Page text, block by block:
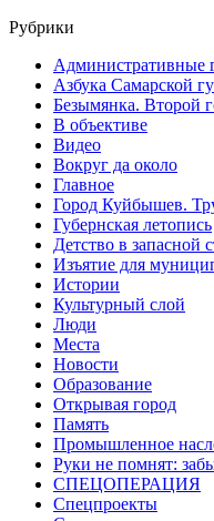
Рубрики
Административные
Азбука Самарской
Безымянка. Второй
В объективе
Видео
Вокруг да около
Главное
Город Куйбышев.
Губернская летопись
Детство в запасной
Изъятие для
Истории
Культурный слой
Люди
Места
Новости
Образование
Открывая город
Память
Промышленное
Руки не помнят:
СПЕЦОПЕРАЦИЯ
Спецпроекты